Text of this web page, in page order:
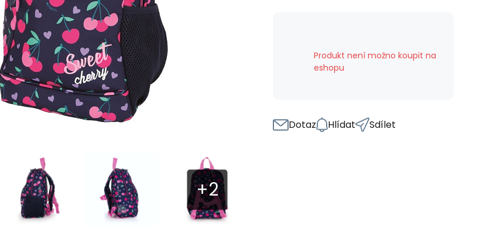
Produkt není možno koupit na
eshopu
Dotaz Hlídat Sdílet